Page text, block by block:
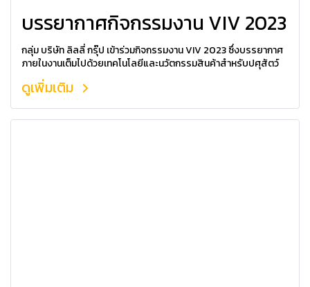
บรรยากาศกิจกรรมงาน VIV 2023
กลุ่ม บริษัท ลิลลี่ กรุ๊ป เข้าร่วมกิจกรรมงาน VIV 2023 ซึ่งบรรยากาศ
ภายในงานเต็มไปด้วยเทคโนโลยีและนวัตกรรมสินค้าสำหรับปศุสัตว์
ดูเพิ่มเติม